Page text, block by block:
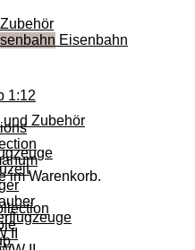
Eisenbahn
Zubehör
II
1:12
im Warenkorb.